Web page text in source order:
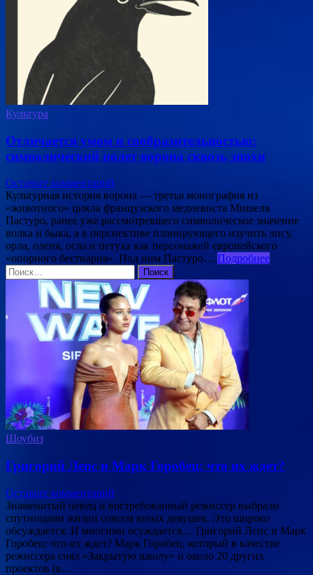
Культура
Отличается умом и сообразительностью:
символический полет ворона сквозь эпохи
Оставьте комментарий
Культурная история ворона — третья монография из
«животного» цикла французского медиевиста Мишеля
Пастуро, ранее уже рассмотревшего символическое значение
волка и быка, а в перспективе планирующего изучить лису,
орла, оленя, осла и петуха как персонажей европейского
«опорного бестиария». Под ним Пастуро… Подробнее
Найти:
Шоубиз
Григорий Лепс и Марк Горобец: что их ждет?
Оставьте комментарий
Знаменитый певец и востребованный режиссер выбрали
спутницами жизни совсем юных девушек. Это широко
обсуждается. И многими осуждается… Григорий Лепс и Марк
Горобец: что их ждет? Марк Горобец, который в качестве
режиссера снял «Закрытую школу» и около 20 других
проектов (в…